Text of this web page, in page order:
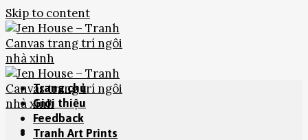
Skip to content
Trang chủ
Giới thiệu
Feedback
Tranh Art Prints